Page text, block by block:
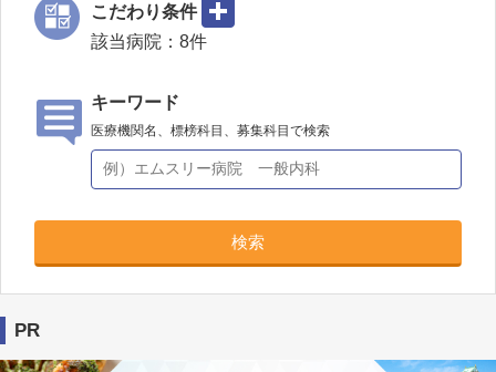
こだわり条件
該当病院： 8件
キーワード
医療機関名、標榜科目、募集科目で検索
検索
PR